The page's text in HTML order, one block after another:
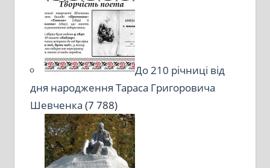
До 210 річниці від
дня народження Тараса Григоровича
Шевченка (7 788)